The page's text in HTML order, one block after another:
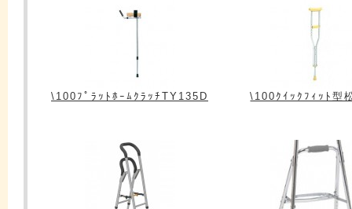
\100ﾌﾟﾗｯﾄﾎｰﾑｸﾗｯﾁTY135D \100ｸｲｯｸﾌｨｯﾄ型